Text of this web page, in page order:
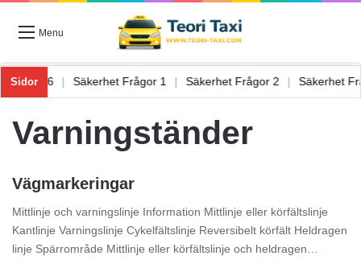
Menu
Sidor
Frågor 6 Säkerhet Frågor 1 Säkerhet Frågor 2 Säkerhet
Varningständer
Vägmarkeringar
Mittlinje och varningslinje Information Mittlinje eller körfältslinje
Kantlinje Varningslinje Cykelfältslinje Reversibelt körfält Heldragen
linje Spärrområde Mittlinje eller körfältslinje och heldragen…